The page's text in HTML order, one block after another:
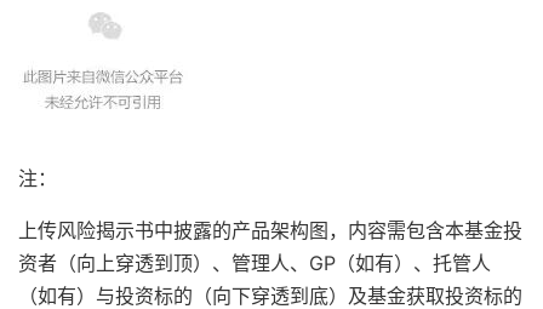
注：
上传风险揭示书中披露的产品架构图，内容需包含本基金投
资者（向上穿透到顶）、管理人、GP（如有）、托管人
（如有）与投资标的（向下穿透到底）及基金获取投资标的